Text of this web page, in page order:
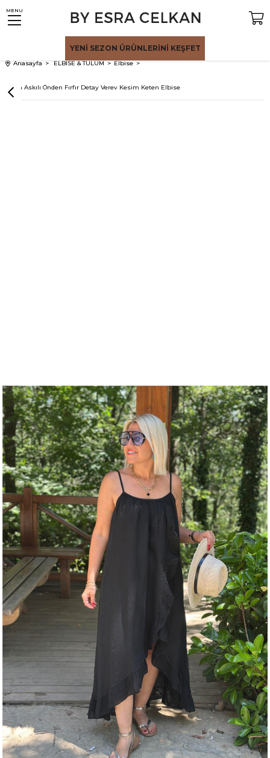
MENU
YENİ SEZON ÜRÜNLERİNİ KEŞFET
Anasayfa ELBİSE & TULUM Elbise
Siyah Askılı Önden Fırfır Detay Verev Kesim Keten Elbise